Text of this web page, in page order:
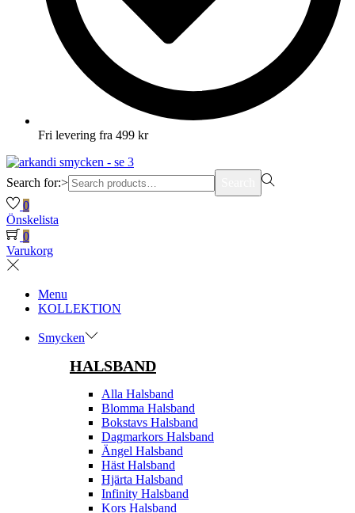
Fri levering fra 499 kr
Search for:>
0
Önskelista
0
Varukorg
Menu
KOLLEKTION
Smycken
HALSBAND
Alla Halsband
Blomma Halsband
Bokstavs Halsband
Dagmarkors Halsband
Ängel Halsband
Häst Halsband
Hjärta Halsband
Infinity Halsband
Kors Halsband